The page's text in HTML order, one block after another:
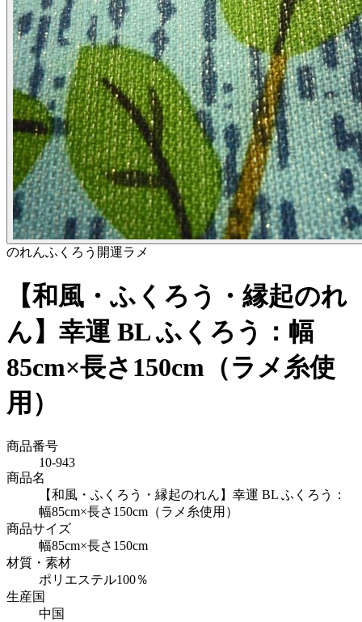
のれんふくろう 開運ラメ
【和風・ふくろう・縁起のれ
ん】幸運 BL ふくろう：幅
85cm×長さ150cm（ラメ糸使
用）
商品番号
10-943
商品名
【和風・ふくろう・縁起のれん】幸運 BL ふくろう：
幅85cm×長さ150cm（ラメ糸使用）
商品サイズ
幅85cm×長さ150cm
材質・素材
ポリエステル100％
生産国
中国